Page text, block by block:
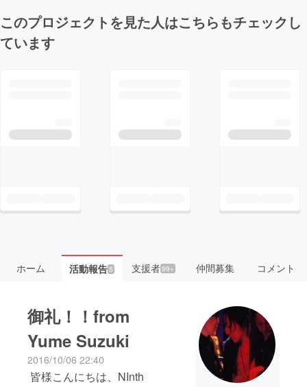
このプロジェクトを見た人はこちらもチェックし
ています
ホーム 活動報告5 支援者99+ 仲間募集 コメント
御礼！！from
Yume Suzuki
2016/10/06 22:40
皆様こんにちは、NInth